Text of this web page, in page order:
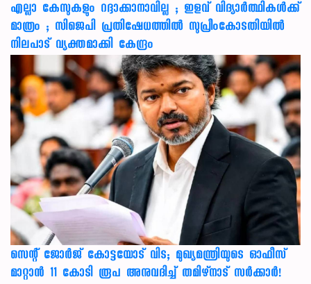
എല്ലാ കേസുകളും റദ്ദാക്കാനാവില്ല ; ഇളവ് വിദ്യാർത്ഥികൾക്ക്
മാത്രം ; സിജെപി പ്രതിഷേധത്തിൽ സുപ്രീംകോടതിയിൽ
നിലപാട് വ്യക്തമാക്കി കേന്ദ്രം
സെന്റ് ജോർജ് കോട്ടയോട് വിട; മുഖ്യമന്ത്രിയുടെ ഓഫീസ്
മാറ്റാൻ 11 കോടി രൂപ അനുവദിച്ച് തമിഴ്നാട് സർക്കാർ!